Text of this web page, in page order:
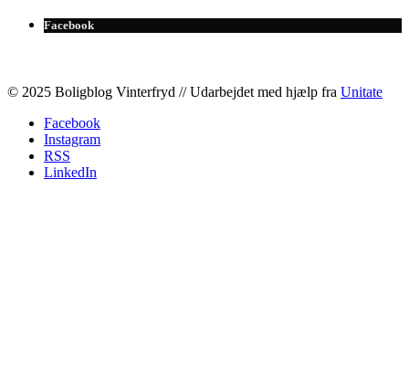
Facebook
© 2025 Boligblog Vinterfryd // Udarbejdet med hjælp fra Unitate
Facebook
Instagram
RSS
LinkedIn